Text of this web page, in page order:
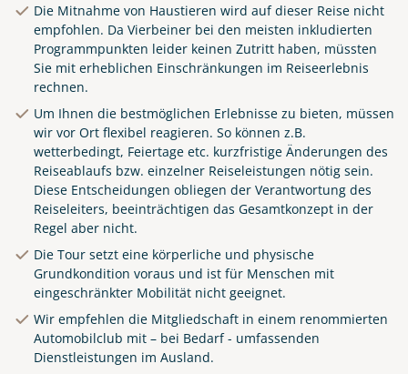
Die Mitnahme von Haustieren wird auf dieser Reise nicht
empfohlen. Da Vierbeiner bei den meisten inkludierten
Programmpunkten leider keinen Zutritt haben, müssten
Sie mit erheblichen Einschränkungen im Reiseerlebnis
rechnen.
Um Ihnen die bestmöglichen Erlebnisse zu bieten, müssen
wir vor Ort flexibel reagieren. So können z.B.
wetterbedingt, Feiertage etc. kurzfristige Änderungen des
Reiseablaufs bzw. einzelner Reiseleistungen nötig sein.
Diese Entscheidungen obliegen der Verantwortung des
Reiseleiters, beeinträchtigen das Gesamtkonzept in der
Regel aber nicht.
Die Tour setzt eine körperliche und physische
Grundkondition voraus und ist für Menschen mit
eingeschränkter Mobilität nicht geeignet.
Wir empfehlen die Mitgliedschaft in einem renommierten
Automobilclub mit – bei Bedarf - umfassenden
Dienstleistungen im Ausland.